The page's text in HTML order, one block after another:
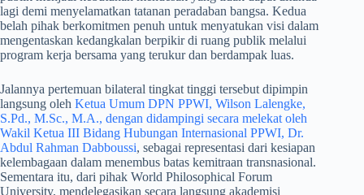
lagi demi menyelamatkan tatanan peradaban bangsa. Kedua
belah pihak berkomitmen penuh untuk menyatukan visi dalam
mengentaskan kedangkalan berpikir di ruang publik melalui
program kerja bersama yang terukur dan berdampak luas.
​Jalannya pertemuan bilateral tingkat tinggi tersebut dipimpin
langsung oleh Ketua Umum DPN PPWI, Wilson Lalengke,
S.Pd., M.Sc., M.A., dengan didampingi secara melekat oleh
Wakil Ketua III Bidang Hubungan Internasional PPWI, Dr.
Abdul Rahman Dabboussi, sebagai representasi dari kesiapan
kelembagaan dalam menembus batas kemitraan transnasional.
Sementara itu, dari pihak World Philosophical Forum
University, mendelegasikan secara langsung akademisi